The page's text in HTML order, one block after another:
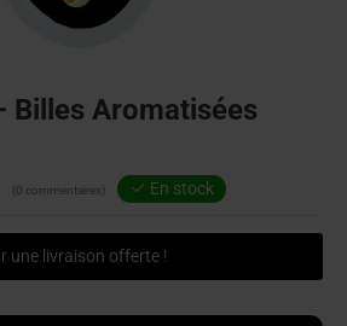
Billes Aromatisées
(0 commentaires) En stock
une livraison offerte !